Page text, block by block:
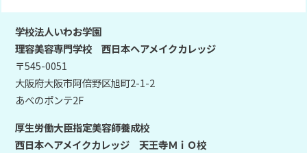
学校法人いわお学園
理容美容専門学校 西日本ヘアメイクカレッジ
〒545-0051
大阪府大阪市阿倍野区旭町2-1-2
あべのポンテ2F
厚生労働大臣指定美容師養成校
西日本ヘアメイクカレッジ 天王寺ＭｉＯ校